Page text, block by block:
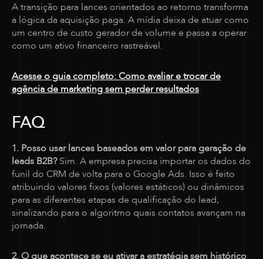
A transição para lances orientados ao retorno transforma
a lógica da aquisição paga. A mídia deixa de atuar como
um centro de custo gerador de volume e passa a operar
como um ativo financeiro rastreável.
Acesse o guia completo: Como avaliar e trocar de
agência de marketing sem perder resultados
FAQ
1. Posso usar lances baseados em valor para geração de
leads B2B?Sim. A empresa precisa importar os dados do
funil do CRM de volta para o Google Ads. Isso é feito
atribuindo valores fixos (valores estáticos) ou dinâmicos
para as diferentes etapas de qualificação do lead,
sinalizando para o algoritmo quais contatos avançam na
jornada.
2. O que acontece se eu ativar a estratégia sem histórico